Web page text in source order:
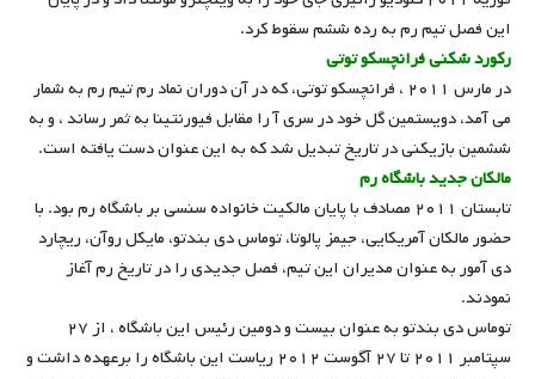
این فصل تیم رم به رده ششم سقوط کرد.
رکورد شکنی فرانچسکو توتی
در مارس ۲۰۱۱ ، فرانچسکو توتی، که در آن دوران نماد رم تیم رم به شمار
می آمد، دویستمین گل خود در سری آ را مقابل فیورنتینا به ثمر رساند ، و به
ششمین بازیکنی در تاریخ تبدیل شد که به این عنوان دست یافته است.
مالکان جدید باشگاه رم
تابستان ۲۰۱۱ مصادف با پایان مالکیت خانواده سنسی بر باشگاه رم بود. با
حضور مالکان آمریکایی، جیمز پالوتا، توماس دی بندتو، مایکل روآن، ریچارد
دی آمور به عنوان مدیران این تیم، فصل جدیدی را در تاریخ رم آغاز
نمودند.
توماس دی بندتو به عنوان بیست و دومین رئیس این باشگاه ، از ۲۷
سپتامبر ۲۰۱۱ تا ۲۷ آگوست ۲۰۱۲ ریاست این باشگاه را برعهده داشت و